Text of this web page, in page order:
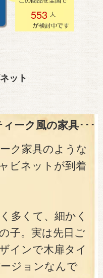
553
ット
ーク風の家具･･･
ク家具のような
ビネットが到着
多くて、細かく
子。実は先日ご
インで木扉タイ
ジョンなんで